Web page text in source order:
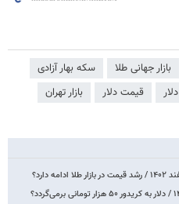
بازار جهانی طلا
سکه بهار آزادی
دلار قیمت دلار بازار تهران